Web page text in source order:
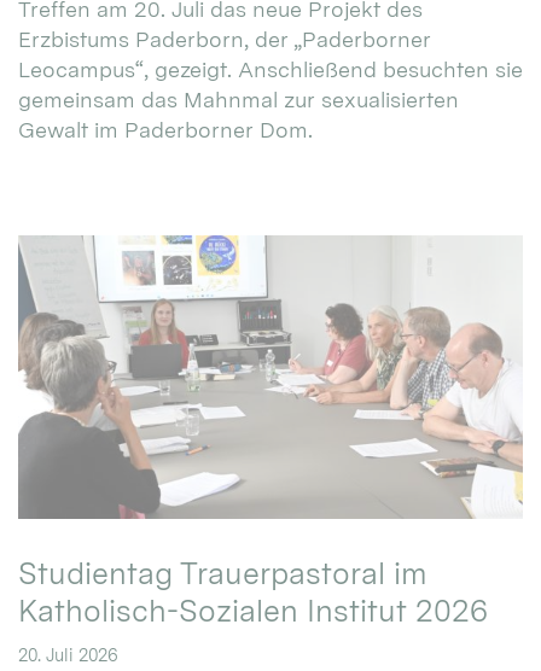
Treffen am 20. Juli das neue Projekt des
Erzbistums Paderborn, der „Paderborner
Leocampus“, gezeigt. Anschließend besuchten sie
gemeinsam das Mahnmal zur sexualisierten
Gewalt im Paderborner Dom.
Studientag Trauerpastoral im
Katholisch-Sozialen Institut 2026
20. Juli 2026